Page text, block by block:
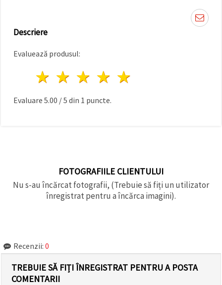
Descriere
Evaluează produsul:
4 stele
3 stele
2 stele
1 stea
Evaluare 5.00 /5 din 1 puncte.
FOTOGRAFIILE CLIENTULUI
Nu s-au încărcat fotografii, (Trebuie să fiți un utilizator
înregistrat pentru a încărca imagini).
Recenzii: 0
TREBUIE SĂ FIȚI ÎNREGISTRAT PENTRU A POSTA
COMENTARII